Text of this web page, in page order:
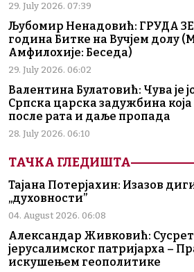
29. July 2026. 07:39
Љубомир Ненадовић: ГРУДА
година Битке на Вучјем долу
Амфилохије: Беседа)
29. July 2026. 06:02
Валентина Булатовић: Чува је
Српска царска задужбина
после рата и даље пропада
28. July 2026. 06:10
ТАЧКА ГЛЕДИШТА
Тајана Потерјахин: Изазов
„духовности”
04. August 2026. 06:08
Александар Живковић:
јерусалимског патријарха –
искушењем геополитике